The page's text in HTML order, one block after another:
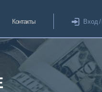
Контакты Вход/